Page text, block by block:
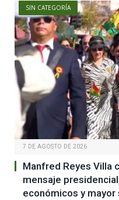
SIN CATEGORÍA
7 DE AGOSTO DE 2026
Manfred Reyes Villa
mensaje
económicos y mayor